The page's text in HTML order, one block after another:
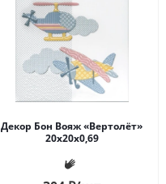
Декор Бон Вояж «Вертолёт»
20x20x0,69